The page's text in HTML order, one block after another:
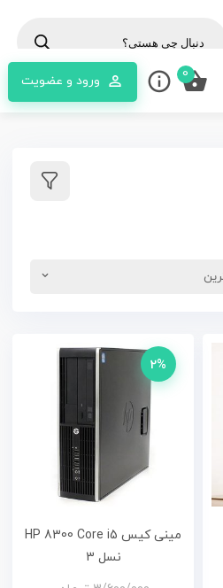
ورود و عضویت 0
2%
مینی کیس HP 8300 Core i5
نسل 3